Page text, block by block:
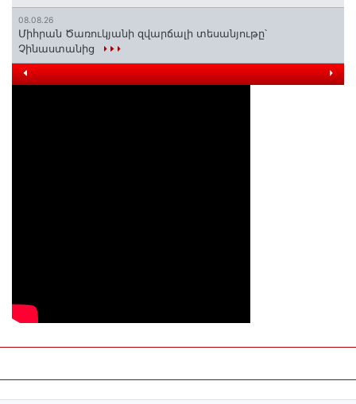
08.08.26
Միհրան Ծառուկյանի զվարճալի տեսանյութը՝
Չինաստանից